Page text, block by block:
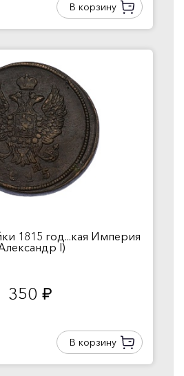
В корзину
1815 год...кая Империя
I)
350 руб.
В корзину